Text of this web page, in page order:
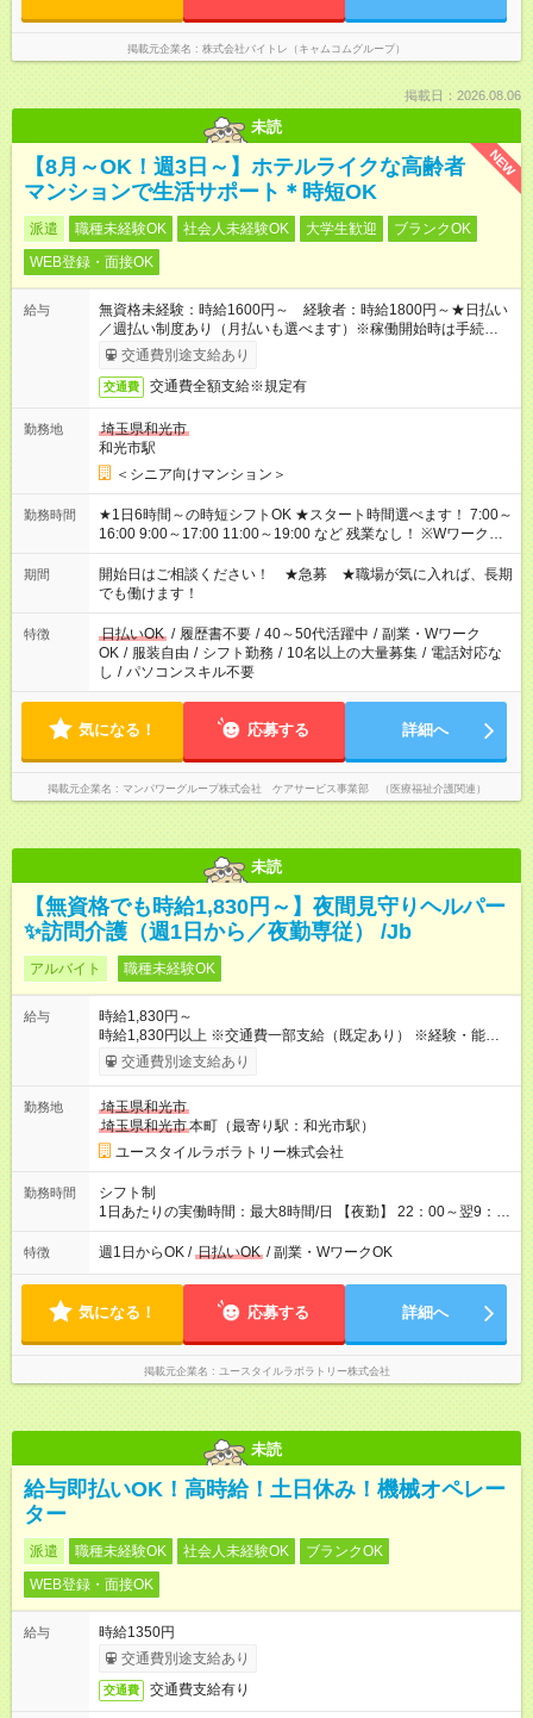
掲載元企業名 株式会社バイトレ（キャムコムグループ）
掲載日：2026.08.06
未読
NEW
【8月～OK！週3日～】ホテルライクな高齢者
マンションで生活サポート＊時短OK
派遣 職種未経験OK 社会人未経験OK 大学生歓迎
ブランクOK
WEB登録・面接OK
給与
無資格未経験：時給1600円～ 経験者：時給1800円～★日払い
／週払い制度あり（月払いも選べます）※稼働開始時は手続き完
了次第のお支払いとなります。
交通費別途支給あり
交通費 交通費全額支給※規定有
勤務地
埼玉県和光市
和光市駅
＜シニア向けマンション＞
勤務時間
★1日6時間～の時短シフトOK ★スタート時間選べます！ 7:00～
16:00 9:00～17:00 11:00～19:00 など 残業なし！ ※Wワークの
場合、他のお仕事と合わせ週40時間超の就業はご案内できませ
ん ※法令に基づき、週20時間以上勤務は社会保険への加入対象
となります ※労働者派遣法（日雇い派遣の原則禁止）により、
短時間・短期間の就業はご案内が難しい場合があります
期間
開始日はご相談ください！ ★急募 ★職場が気に入れば、長期
でも働けます！
特徴 日払いOK / 履歴書不要 / 40～50代活躍中 / 副業・Wワーク
OK / 服装自由 / シフト勤務 / 10名以上の大量募集 / 電話対応な
し / パソコンスキル不要
気になる！ 応募する 詳細へ
掲載元企業名 マンパワーグループ株式会社 ケアサービス事業部 （医療福祉介護関連）
未読
【無資格でも時給1,830円～】夜間見守りヘルパー
✨訪問介護（週1日から／夜勤専従） /Jb
アルバイト 職種未経験OK
給与
時給1,830円～
時給1,830円以上 ※交通費一部支給（既定あり） ※経験・能力を
考慮して決定します 【収入例】 週1回勤務の場合：1,830円×8時
間×4回=5万8,560円 週3回勤務の場合：1,830円×8時間×12回
月 ※ 雇用形態と給与に、本採用時と異なる部分があります。 雇
用形態：本採用時と同じです。 給与：時給 1,580円以上
交通費別途支給あり
勤務地
埼玉県和光市
埼玉県和光市本町（最寄り駅：和光市駅）
ユースタイルラボラトリー株式会社
勤務時間
シフト制
1日あたりの実働時間：最大8時間/日 【夜勤】 22：00～翌9：
00 ※週1日～OK ／ 夜勤専従 ＊＊ 勤務時間例 ＊＊ ■22時か
ら翌7時 ■23時から翌8時 ■24時から翌9時 など ※上記の時間
ます。 ※曜日固定（毎週同じ曜日での勤務となります）
特徴 週1日からOK / 日払いOK / 副業・WワークOK
気になる！ 応募する 詳細へ
掲載元企業名 ユースタイルラボラトリー株式会社
未読
給与即払いOK！高時給！土日休み！機械オペレー
ター
派遣 職種未経験OK 社会人未経験OK
ブランクOK
WEB登録・面接OK
給与
時給1350円
交通費別途支給あり
交通費 交通費支給有り